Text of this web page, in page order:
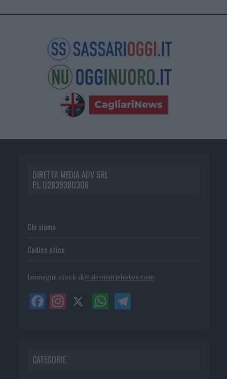
DIRETTA MEDIA ADV SRL
P.I. 02839380306
Chi siamo
Codice etico
Immagini stock di it.depositphotos.com
CATEGORIE